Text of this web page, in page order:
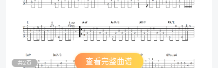
共2页 查看完整曲谱